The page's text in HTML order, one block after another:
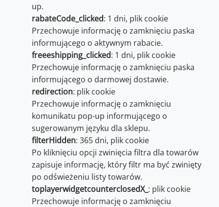
up.
rabateCode_clicked: 1 dni, plik cookie
Przechowuje informację o zamknięciu paska
informującego o aktywnym rabacie.
freeeshipping_clicked: 1 dni, plik cookie
Przechowuje informację o zamknięciu paska
informującego o darmowej dostawie.
redirection: plik cookie
Przechowuje informację o zamknięciu
komunikatu pop-up informującego o
sugerowanym języku dla sklepu.
filterHidden: 365 dni, plik cookie
Po kliknięciu opcji zwinięcia filtra dla towarów
zapisuje informację, który filtr ma być zwinięty
po odświeżeniu listy towarów.
toplayerwidgetcounterclosedX_ : plik cookie
Przechowuje informację o zamknięciu